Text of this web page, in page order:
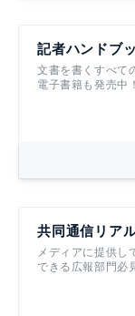
記者ハンドブ
文書を書くすべて
電子書籍も発売中！
共同通信リア
メディアに提供し
できる広報部門必